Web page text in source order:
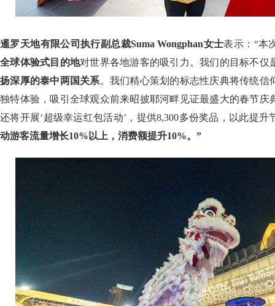
暹罗天地有限公司执行副总裁Suma Wongphan女士表示：“本
全球体验式目的地对世界各地游客的吸引力。我们的目标不仅
扬深厚的泰中两国关系。我们精心策划的标志性庆典将传统信
独特体验，吸引全球观众前来昭披耶河畔见证最盛大的春节庆
还将开展‘超级幸运红包活动’，提供8,300多份奖品，以此提升
动游客流量增长10%以上，消费额提升10%。”